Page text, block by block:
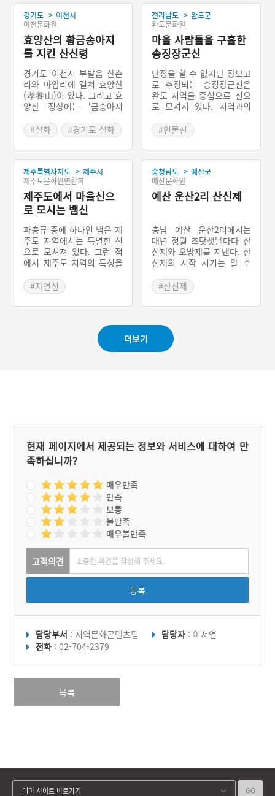
경기도 > 이천시
이천문화원
효양산의 황금송아지
를 지킨 산신령
경기도 이천시 부발읍 산촌
리와 마암리에 걸쳐 효양산
(孝養山)이 있다. 그리고 효
양산 정상에는 ‘금송아지
금송아지가 살았다고 한다.
중국 황제가 신하를 보내어
금송아지를 데려오게 하였
다. 중국에서 온 신하는 수
개월 동안 걸어서 이천에 도
착하였다. 효양산을 가까이
두었을 때, 효양산 산신령이
오천리, 구만리 더 가야 효
양산이 있다고 해서, 더 가
는 것을 포기하고 중국으로
돌아갔다고 한다.
#설화 #경기도 설화
전라남도 > 완도군
완도문화원
마을 사람들을 구휼한
송징장군신
단정을 할 수 없지만 장보고
로 추정되는 송징장군신은
완도 지역을 중심으로 신으
로 모셔져 있다. 지역과의
민들의 배고픔을 해결해 주
었기 때문이다. 완도 지역에
서 송징이 신으로 모셔진 양
상은 크게 두 가지로 나눠볼
수 있다. 하나는 호국신사이
고, 다른 하나는 마을신앙에
서 모셔진 양상이다. 전자의
경우는 강진군의 호국신사
장좌리가 대표적이다. 특히
완도의 장좌리에서는 매년
정월 보름에 당제를 지내는
데 이를 장좌리 당제라 한
추정되는 송징을 주신으로
하고 정년과 혜일대사(慧日
大使)를 부신으로 모시고
#인물신
#완도 마을신앙
제주특별자치도 > 제주시
제주도문화원연합회
제주도에서 마을신으
로 모시는 뱀신
파충류 중에 하나인 뱀은 제
주도 지역에서는 특별한 신
으로 모셔져 있다. 그런 점
에서 제주도 지역의 특성을
이 아니다. 흔히 뱀신앙이라
부르는 것인데 일부 학자들
은 뱀신은 제주도의 가장 원
로 평가한다. 제주도에는 뱀
과 관련된 다양한 설화가 전
승된다. 제주도에서 뱀을 마
뱀과 관련된 놀이도 전해오
는데 바로 뱀장사놀이다. 이
놀이는 사악한 뱀을 죽인 다
음, 사람을 구하는 약으로
로 무당이 주도하여 연극처
럼 행해진다.
#자연신
충청남도 > 예산군
예산문화원
예산 운산2리 산신제
충남 예산 운산2리에서는
매년 정월 초닷샛날마다 산
신제와 오방제를 지낸다. 산
신제의 시작 시기는 알 수
산짐승에 의한 피해, 질병을
겪으며 산신에 대한 신앙이
생겼을 것이라 추측된다. 운
이 참여 의사를 밝히는 ‘산
제들기’ 행사를 진행한다.
‘산제들기’에 참여하는 ‘산
#산신제
더보기
현재 페이지에서 제공되는 정보와 서비스에 대하여 만
족하십니까?
매우만족
만족
보통
불만족
매우불만족
고객의견
등록
담당부서 : 지역문화콘텐츠팀 담당자 : 이서연
전화 : 02-704-2379
목록
테마 사이트 바로가기 GO